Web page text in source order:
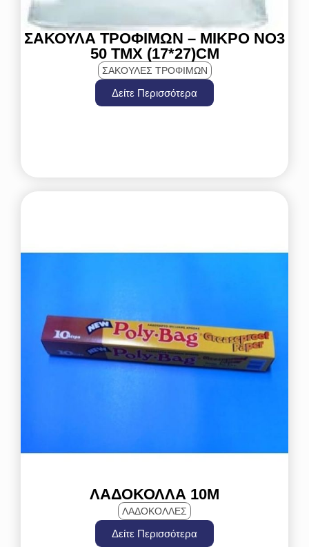
ΣΑΚΟΎΛΑ ΤΡΟΦΊΜΩΝ – ΜΙΚΡΌ ΝΟ3
50 ΤΜΧ (17*27)CM
ΣΑΚΟΥΛΕΣ ΤΡΟΦΙΜΩΝ
Δείτε Περισσότερα
ΛΑΔΌΚΟΛΛΑ 10Μ
ΛΑΔΟΚΟΛΛΕΣ
Δείτε Περισσότερα